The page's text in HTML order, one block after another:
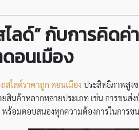
ลด์” กับการคิด
อนเมือง
สไลด์ราคาถูก ดอนเมือง ประสิทธิภาพสูง
สินค้าหลากหลายประเภท เช่น การขน
ร้อมตอบสนองทุกความต้องการในการ